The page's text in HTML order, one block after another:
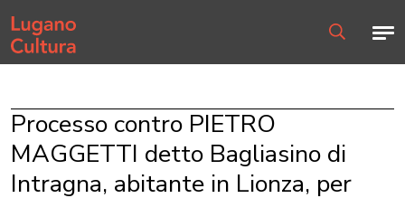
Home page
Processo contro PIETRO
MAGGETTI detto Bagliasino di
Intragna, abitante in Lionza, per